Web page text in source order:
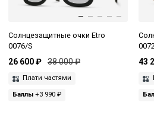
Солнцезащитные очки Etro
0076/S
26 600 ₽ 38 000 ₽
Плати частями
Баллы +3 990 ₽
43